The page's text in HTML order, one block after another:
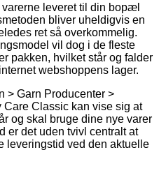
leveret til din bopæl
bliver uheldigvis en
ret så overkommelig.
vil dog i de fleste
pakken, hvilket står og falder
webshoppens lager.
> Garn Producenter >
Care Classic kan vise sig at
og skal bruge dine nye varer
er det uden tvivl centralt at
leveringstid ved den aktuelle